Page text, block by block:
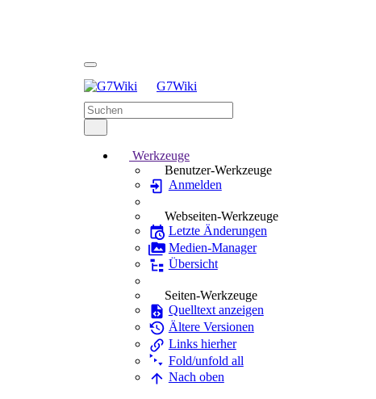
G7Wiki
Werkzeuge
Benutzer-Werkzeuge
Anmelden
Webseiten-Werkzeuge
Letzte Änderungen
Medien-Manager
Übersicht
Seiten-Werkzeuge
Quelltext anzeigen
Ältere Versionen
Links hierher
Fold/unfold all
Nach oben